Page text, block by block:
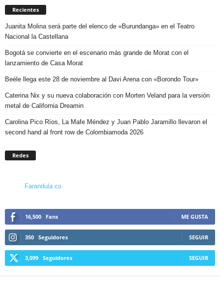
Recientes
Juanita Molina será parte del elenco de «Burundanga» en el Teatro
Nacional la Castellana
Bogotá se convierte en el escenario más grande de Morat con el
lanzamiento de Casa Morat
Beéle llega este 28 de noviembre al Davi Arena con «Borondo Tour»
Caterina Nix y su nueva colaboración con Morten Veland para la versión
metal de California Dreamin
Carolina Pico Ríos, La Mafe Méndez y Juan Pablo Jaramillo llevaron el
second hand al front row de Colombiamoda 2026
Redes
Farandula.co
16,500 Fans ME GUSTA
350 Seguidores SEGUIR
3,099 Seguidores SEGUIR